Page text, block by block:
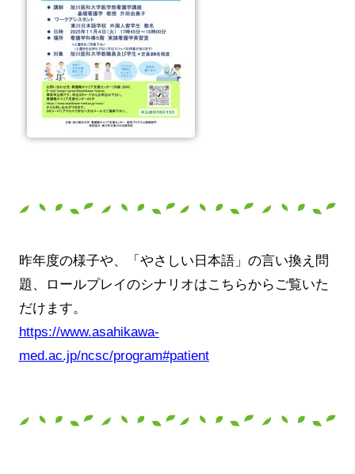
昨年度の様子や、「やさしい日本語」の言い換え問
題、ロールプレイのシナリオはこちらからご覧いた
だけます。
https://www.asahikawa-
med.ac.jp/ncsc/program#patient